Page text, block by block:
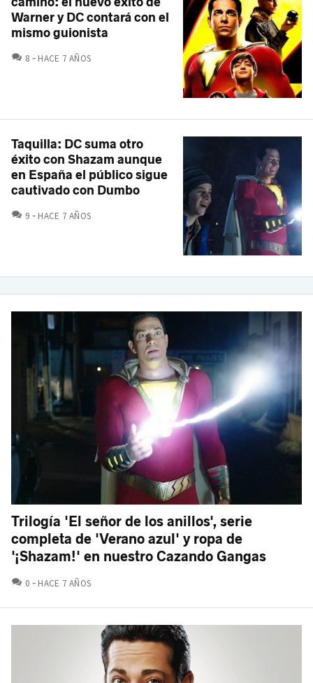
Warner y DC contará con el
mismo guionista
8 COMENTARIOS
HACE 7 AÑOS
Taquilla: DC suma otro
éxito con Shazam aunque
en España el público sigue
cautivado con Dumbo
9 COMENTARIOS
HACE 7 AÑOS
Trilogía 'El señor de los anillos', serie
completa de 'Verano azul' y ropa de
'¡Shazam!' en nuestro Cazando Gangas
0 COMENTARIOS
HACE 7 AÑOS